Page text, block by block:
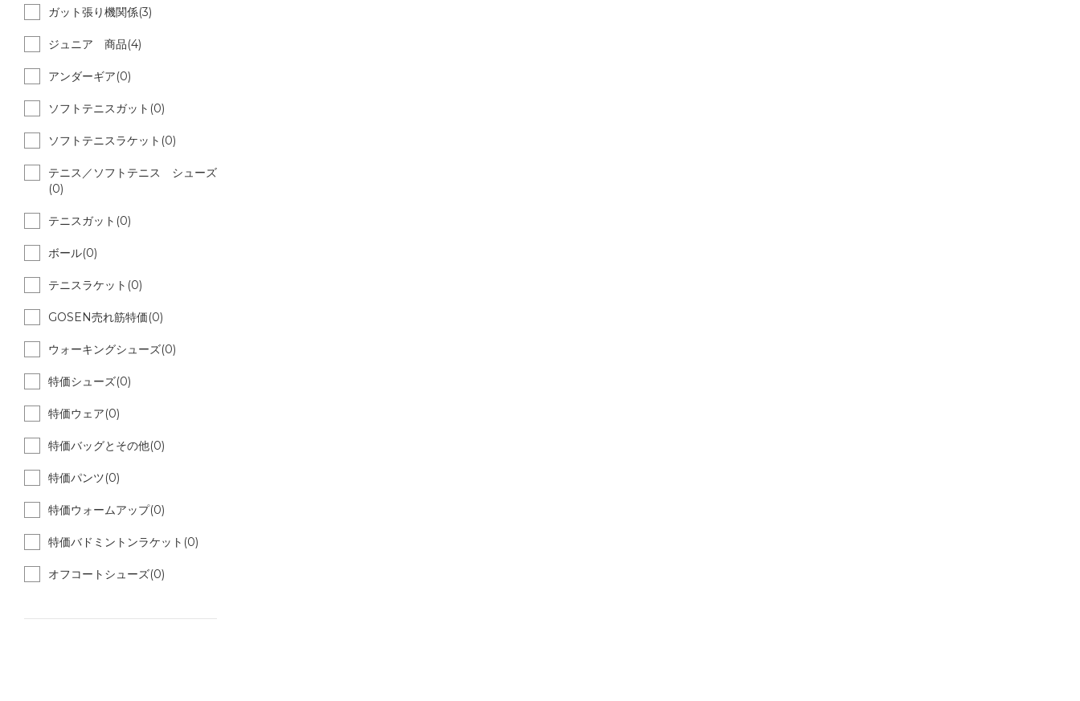
ガット張り機関係(3)
ジュニア 商品(4)
アンダーギア(0)
ソフトテニスガット(0)
ソフトテニスラケット(0)
テニス／ソフトテニス シューズ
(0)
テニスガット(0)
ボール(0)
テニスラケット(0)
GOSEN売れ筋特価(0)
ウォーキングシューズ(0)
特価シューズ(0)
特価ウェア(0)
特価バッグとその他(0)
特価パンツ(0)
特価ウォームアップ(0)
特価バドミントンラケット(0)
オフコートシューズ(0)